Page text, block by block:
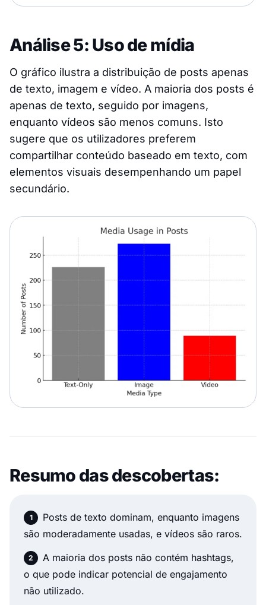
Análise 5: Uso de mídia
O gráfico ilustra a distribuição de posts apenas
de texto, imagem e vídeo. A maioria dos posts é
apenas de texto, seguido por imagens,
enquanto vídeos são menos comuns. Isto
sugere que os utilizadores preferem
compartilhar conteúdo baseado em texto, com
elementos visuais desempenhando um papel
secundário.
Resumo das descobertas:
Posts de texto dominam, enquanto imagens
são moderadamente usadas, e vídeos são raros.
A maioria dos posts não contém hashtags,
o que pode indicar potencial de engajamento
não utilizado.